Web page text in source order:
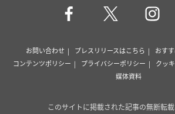
お問い合わせ プレスリリースはこちら おす
コンテンツポリシー
プライバシーポリシー クッ
媒体資料
このサイトに掲載された記事の無断転載